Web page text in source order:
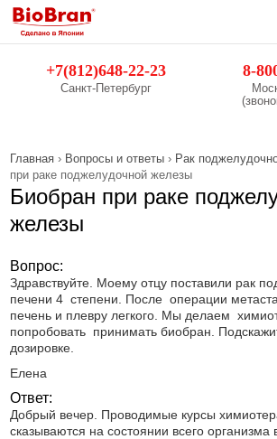
+7(812)648-22-23
Санкт-Петербург
8-
Главная › Вопросы и ответы › Рак
при раке поджелудочной железы
Биобран при раке
железы
Вопрос:
Здравствуйте. Моему отцу поставили рак
печени 4 степени. После операции
печень и плевру легкого. Мы делаем
попробовать принимать биобран.
дозировке.
Елена
Ответ:
Добрый вечер. Проводимые курсы
сказываются на состоянии всего организма